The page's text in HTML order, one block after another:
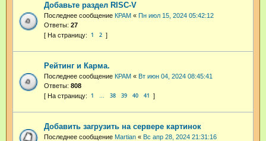
Добавьте раздел RISC-V
Последнее сообщение КРАМ « Пн июл 15, 2024 05:42:12
Ответы: 27
1 2
Рейтинг и Карма.
Последнее сообщение КРАМ « Вт июн 04, 2024 08:45:41
Ответы: 808
1 38 39 40 41
Добавить загрузить на сервере картинок
Последнее сообщение Martian « Вс апр 28, 2024 21:31:16